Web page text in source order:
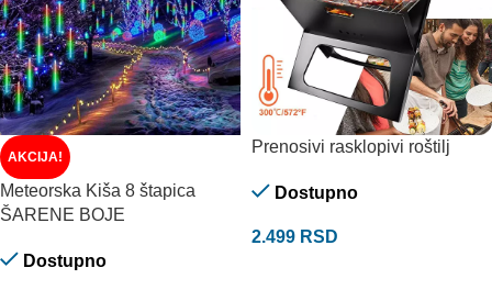
AKCIJA!
Meteorska Kiša 8 štapica
ŠARENE BOJE
Dostupno
Prenosivi rasklopivi roštilj
Dostupno
2.499 RSD